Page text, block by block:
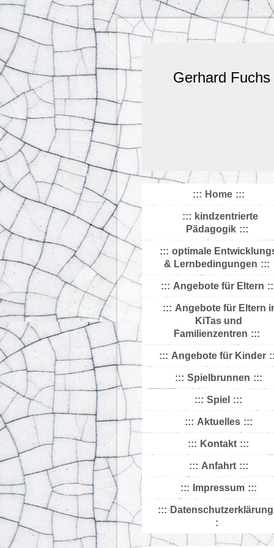
Gerhard Fuchs
Home
kindzentrierte
Pädagogik
optimale
& Lernbedingungen
Angebote für Eltern
Angebote für Eltern
KiTas und
Familienzentren
Angebote für Kinder
Spielbrunnen
Spiel
Aktuelles
Kontakt
Anfahrt
Impressum
Datenschutzerklärung